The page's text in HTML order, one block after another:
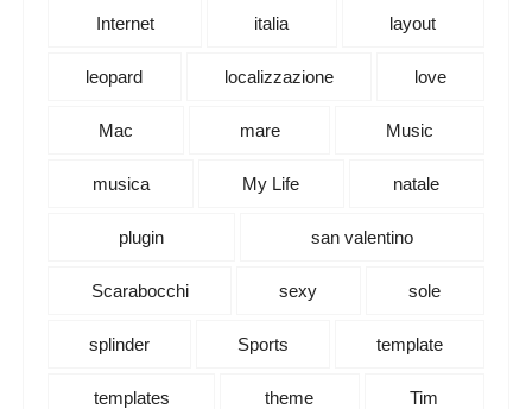
Internet italia layout
leopard localizzazione love
Mac mare Music
musica My Life natale
plugin san valentino
Scarabocchi sexy sole
splinder Sports template
templates theme Tim